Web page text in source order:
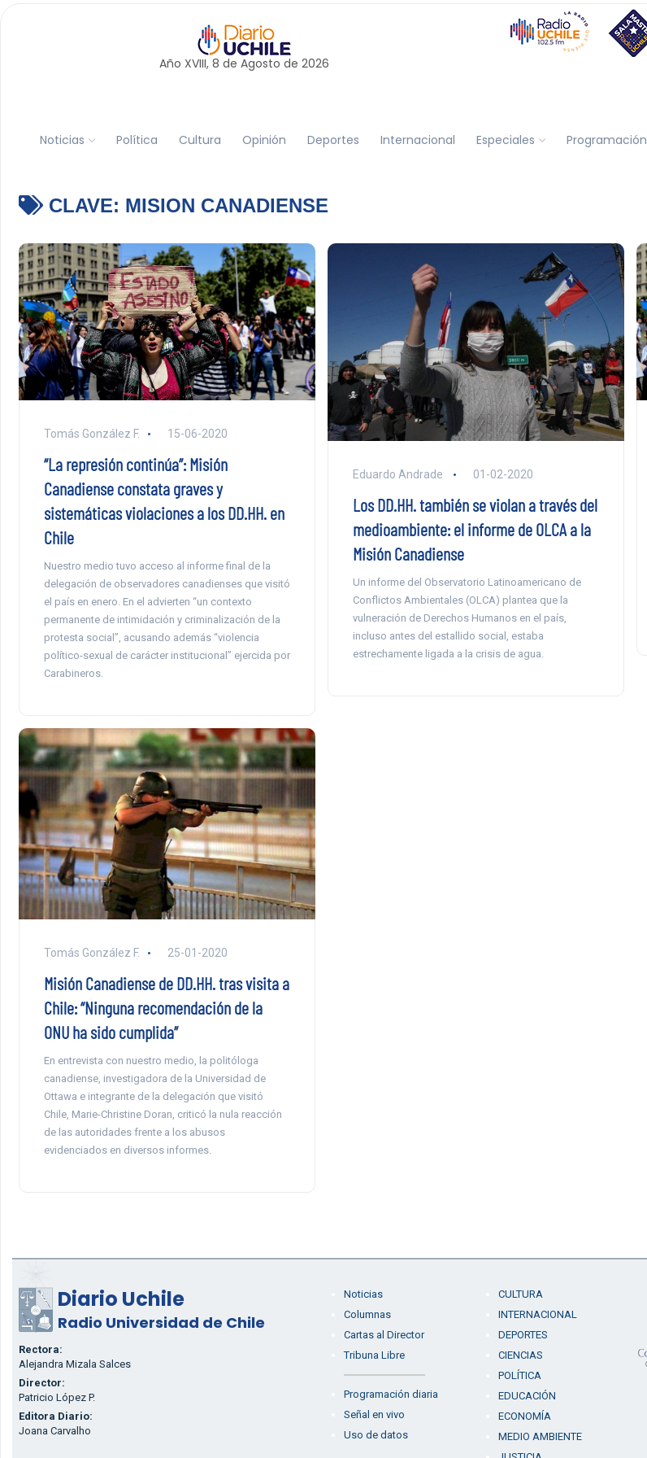
Año XVIII, 8 de Agosto de 2026
Noticias Política Cultura Opinión Deportes Internacional Especiales Programación
CLAVE: MISION CANADIENSE
Tomás González F. 15-06-2020
“La represión continúa”: Misión
Canadiense constata graves y
sistemáticas violaciones a los DD.HH. en
Chile
Nuestro medio tuvo acceso al informe final de la
delegación de observadores canadienses que visitó
el país en enero. En el advierten “un contexto
permanente de intimidación y criminalización de la
protesta social”, acusando además “violencia
político-sexual de carácter institucional” ejercida por
Carabineros.
Eduardo Andrade 01-02-2020
Los DD.HH. también se violan a través del
medioambiente: el informe de OLCA a la
Misión Canadiense
Un informe del Observatorio Latinoamericano de
Conflictos Ambientales (OLCA) plantea que la
vulneración de Derechos Humanos en el país,
incluso antes del estallido social, estaba
estrechamente ligada a la crisis de agua.
Tomás González F. 25-01-2020
Misión Canadiense de DD.HH. tras visita a
Chile: “Ninguna recomendación de la
ONU ha sido cumplida”
En entrevista con nuestro medio, la politóloga
canadiense, investigadora de la Universidad de
Ottawa e integrante de la delegación que visitó
Chile, Marie-Christine Doran, criticó la nula reacción
de las autoridades frente a los abusos
evidenciados en diversos informes.
Diario Uchile
Radio Universidad de Chile
Rectora:
Alejandra Mizala Salces
Director:
Patricio López P.
Editora Diario:
Joana Carvalho
Noticias
Columnas
Cartas al Director
Tribuna Libre
Programación diaria
Señal en vivo
Uso de datos
CULTURA
INTERNACIONAL
DEPORTES
CIENCIAS
POLÍTICA
EDUCACIÓN
ECONOMÍA
MEDIO AMBIENTE